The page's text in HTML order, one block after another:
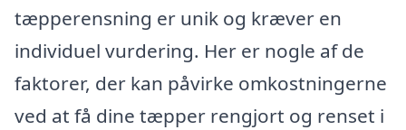
tæpperensning er unik og kræver en
individuel vurdering. Her er nogle af de
faktorer, der kan påvirke omkostningerne
ved at få dine tæpper rengjort og renset i